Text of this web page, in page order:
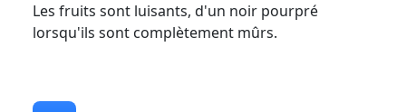
Les fruits sont luisants, d'un noir pourpré
lorsqu'ils sont complètement mûrs.